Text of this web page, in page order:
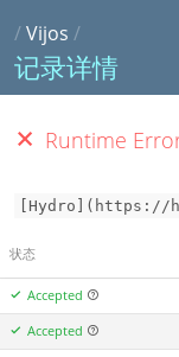
/Vijos /
记录详情
Runtime
[Hydro](https://
状态
Accepted
Accepted